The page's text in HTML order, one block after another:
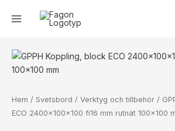
Hem / Svetsbord / Verktyg och tillbehör /
ECO 2400x100x100 fi16 mm rutnät 100×100
GPPH
Koppling,
ECO
2400x100x100
2400x100x100
fi16
rutnät
100x100
mängd